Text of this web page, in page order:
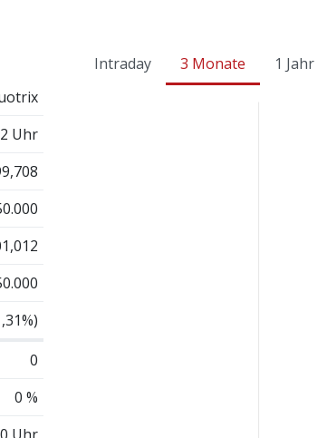
Uhr
0
0 %
Intraday 3 Monate 1 Jahr